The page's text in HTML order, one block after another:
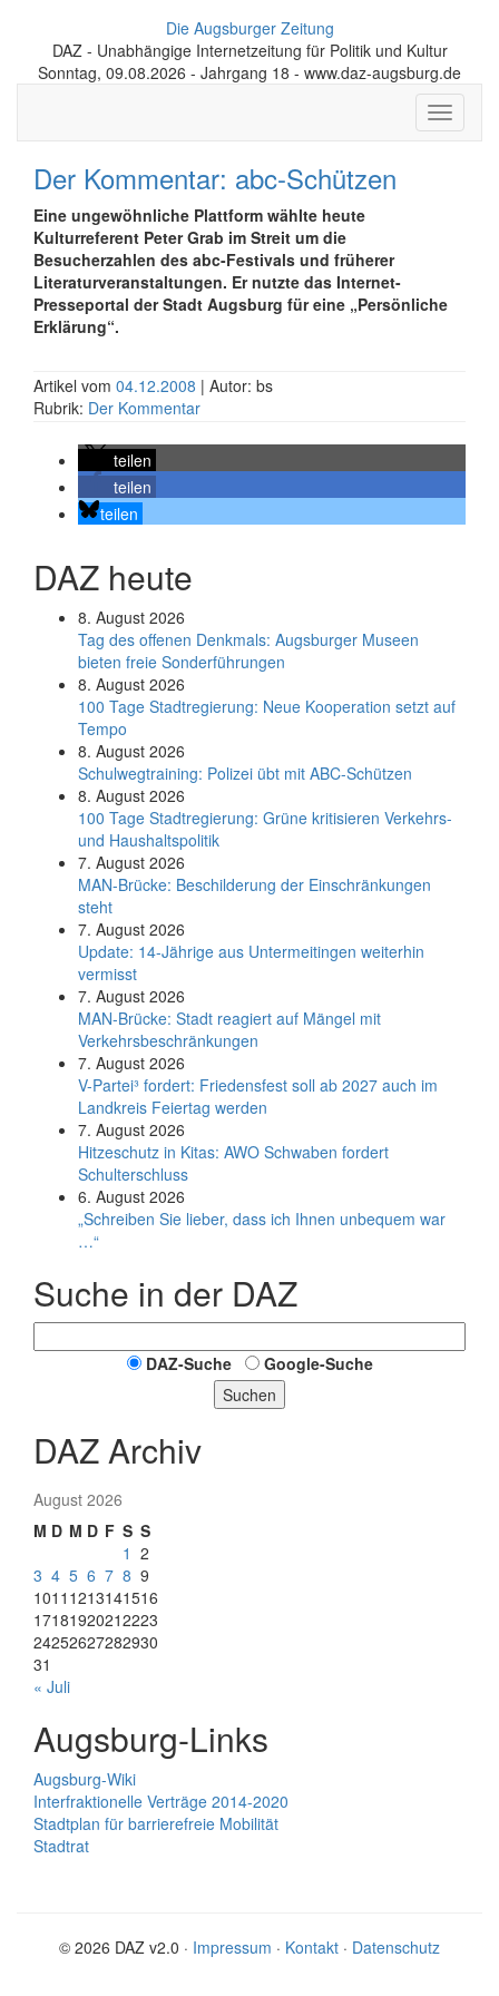
Die Augsburger Zeitung
DAZ - Unabhängige Internetzeitung für Politik und Kultur
Sonntag, 09.08.2026 - Jahrgang 18 - www.daz-augsburg.de
Toggle
Der Kommentar: abc-Schützen
Eine ungewöhnliche Plattform wählte heute
Kulturreferent Peter Grab im Streit um die
Besucherzahlen des abc-Festivals und früherer
Literaturveranstaltungen. Er nutzte das Internet-
Presseportal der Stadt Augsburg für eine „Persönliche
Erklärung“.
Artikel vom 04.12.2008 | Autor: bs
Rubrik: Der Kommentar
teilen
teilen
teilen
DAZ heute
8. August 2026
Tag des offenen Denkmals: Augsburger Museen
bieten freie Sonderführungen
8. August 2026
100 Tage Stadtregierung: Neue Kooperation setzt auf
Tempo
8. August 2026
Schul­weg­trai­ning: Poli­zei übt mit ABC-Schüt­zen
8. August 2026
100 Tage Stadtregierung: Grüne kritisieren Verkehrs-
und Haushaltspolitik
7. August 2026
MAN-Brücke: Beschilderung der Einschränkungen
steht
7. August 2026
Update: 14-Jährige aus Untermeitingen weiterhin
vermisst
7. August 2026
MAN-Brücke: Stadt reagiert auf Mängel mit
Verkehrsbeschränkungen
7. August 2026
V-Partei­³ fordert: Friedens­fest soll ab 2027 auch im
Land­kreis Feier­tag werden
7. August 2026
Hitzeschutz in Kitas: AWO Schwaben fordert
Schulterschluss
6. August 2026
„Schreiben Sie lieber, dass ich Ihnen unbequem war
…“
Suche in der DAZ
DAZ-Suche
Google-Suche
Suchen
DAZ Archiv
August 2026
M D M D F S S
1 2
3 4 5 6 7 8 9
1011 1213141516
17181920212223
24252627282930
31
« Juli
Augsburg-Links
Augsburg-Wiki
Interfraktionelle Verträge 2014-2020
Stadtplan für barrierefreie Mobilität
Stadtrat
© 2026 DAZ v2.0 · Impressum · Kontakt · Datenschutz